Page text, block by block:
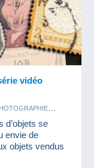
vidéo
d’objets se
envie de
objets vendus